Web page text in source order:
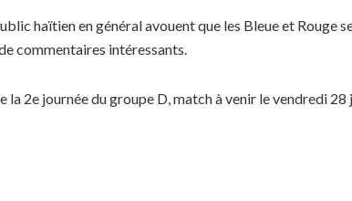
haïtien en général avouent que les Bleue et Rouge
commentaires intéressants.
2e journée du groupe D, match à venir le vendredi